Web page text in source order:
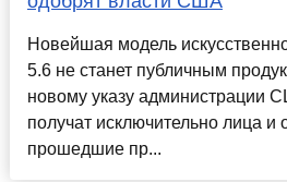
Новейшая модель
5.6 не станет публичным
новому указу администрации
получат исключительно лица и
прошедшие пр...